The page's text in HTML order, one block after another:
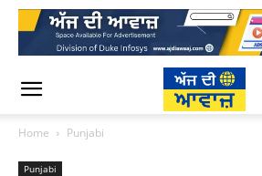
Home Punjabi
Punjabi